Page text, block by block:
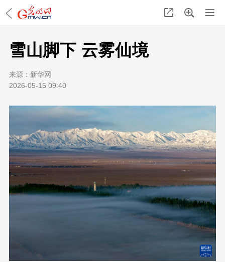
雪山脚下 云雾仙境
来源： 新华网
2026-05-15 09:40